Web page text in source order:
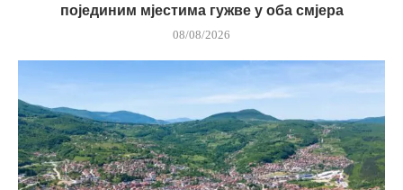
појединим мјестима гужве у оба смјера
08/08/2026